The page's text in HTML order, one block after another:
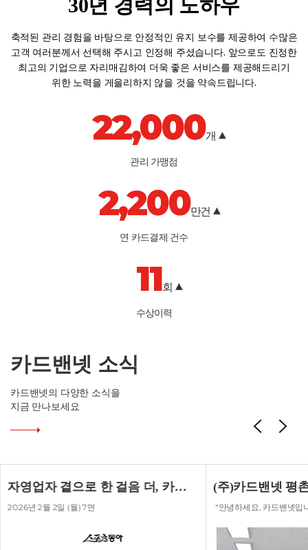
30년 경력의 노하우
축적된 관리 경험을 바탕으로 안정적인 유지 보수를 제공하여 수많은
고객 여러분께서 선택해 주시고 인정해 주셨습니다. 앞으로도 진정한
최고의 기업으로 자리매김하여 더욱 좋은 서비스를 제공해드리기
위한 노력을 게을리하지 않을 것을 약속드립니다.
22,000개
관리 가맹점
2,200만건
연 카드결제 건수
11회
수상이력
카드밴넷 소식
카드밴넷의 다양한 소식을
지금 만나보세요
자영업자 곁으로 한 걸음 더, 카드밴넷 무인매장 해법
2026년 2월 2일 (월) 7면